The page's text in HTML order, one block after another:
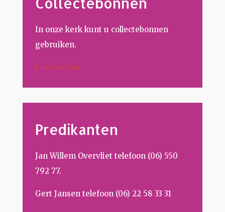
In onze kerk kunt u collectebonnen
gebruiken.
Lees verder
Predikanten
Jan Willem Overvliet telefoon (06) 550
792 77.
Gert Jansen telefoon (06) 22 58 33 31